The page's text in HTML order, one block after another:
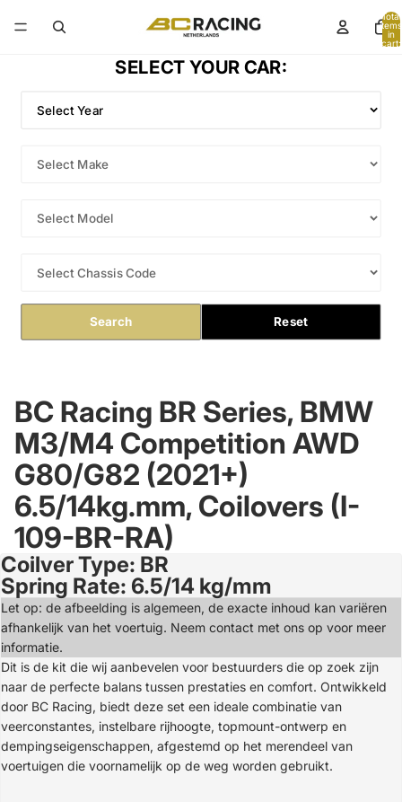
Total
items
in
cart:
SELECT YOUR CAR:
Search Reset
BC Racing BR Series, BMW
M3/M4 Competition AWD
G80/G82 (2021+)
6.5/14kg.mm, Coilovers (I-
109-BR-RA)
Open
image
in
full
screen
Coilver Type: BR
Spring Rate: 6.5/14 kg/mm
Let op: de afbeelding is algemeen, de exacte inhoud kan variëren
afhankelijk van het voertuig. Neem contact met ons op voor meer
informatie.
Dit is de kit die wij aanbevelen voor bestuurders die op zoek zijn
naar de perfecte balans tussen prestaties en comfort. Ontwikkeld
door BC Racing, biedt deze set een ideale combinatie van
veerconstantes, instelbare rijhoogte, topmount-ontwerp en
dempingseigenschappen, afgestemd op het merendeel van
voertuigen die voornamelijk op de weg worden gebruikt.